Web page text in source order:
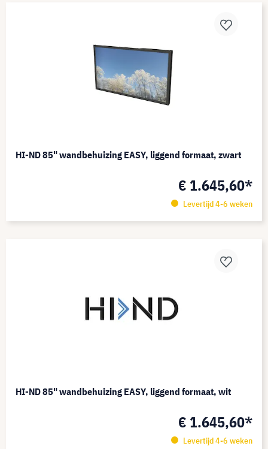
HI-ND 85" wandbehuizing EASY, liggend formaat, zwart
€ 1.645,60*
Levertijd 4-6 weken
HI-ND 85" wandbehuizing EASY, liggend formaat, wit
€ 1.645,60*
Levertijd 4-6 weken